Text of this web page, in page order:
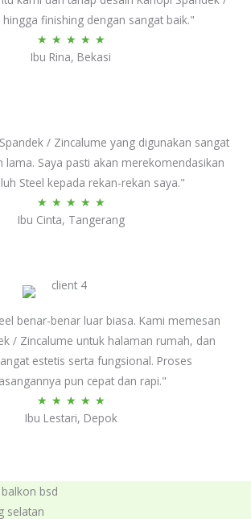
hingga finishing dengan sangat baik."
★ ★ ★ ★ ★Rated
5
Ibu Rina, Bekasi
/ Zincalume yang digunakan sangat
lama. Saya pasti akan merekomendasikan
Steel kepada rekan-rekan saya."
★ ★ ★ ★ ★Rated
5
Ibu Cinta, Tangerang
benar-benar luar biasa. Kami memesan
/ Zincalume untuk halaman rumah, dan
estetis serta fungsional. Proses
pun cepat dan rapi."
★ ★ ★ ★ ★Rated
5
5
Ibu Lestari, Depok